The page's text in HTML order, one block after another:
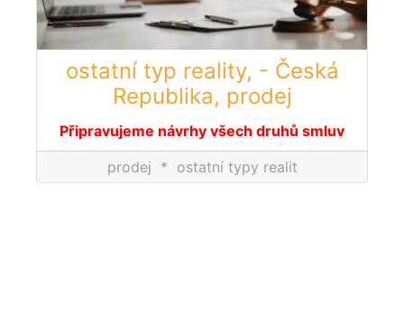
ostatní typ reality, - Česká
Republika, prodej
Připravujeme návrhy všech druhů smluv
prodej * ostatní typy realit